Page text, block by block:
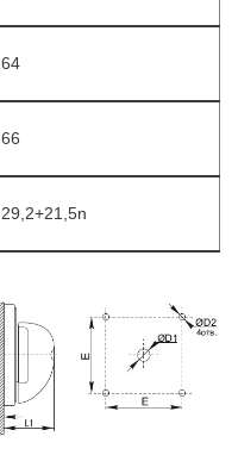
64
66
29,2+21,5n